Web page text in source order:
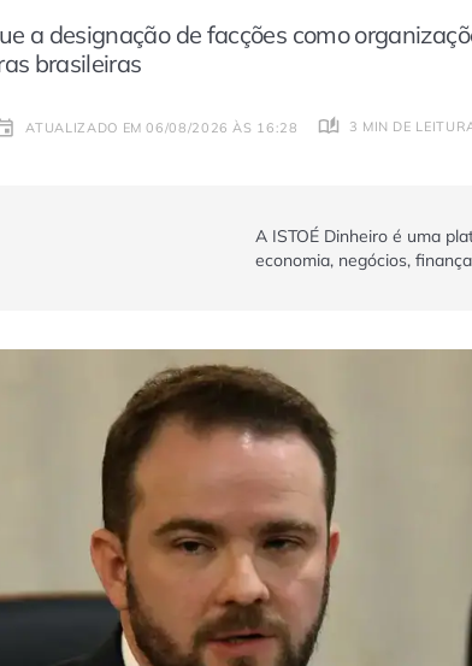
a designação de facções como
brasileiras
ATUALIZADO EM 06/08/2026 ÀS 16:28 3 MIN DE
A ISTOÉ Dinheiro é uma
economia, negócios,